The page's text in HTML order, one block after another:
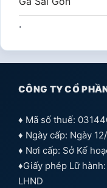
.
CÔNG TY CỔ
♦ Mã số thuế:
♦ Ngày cấp: Ngày
♦ Nơi cấp: Sở Kế
♦Giấy phép Lữ
LHND